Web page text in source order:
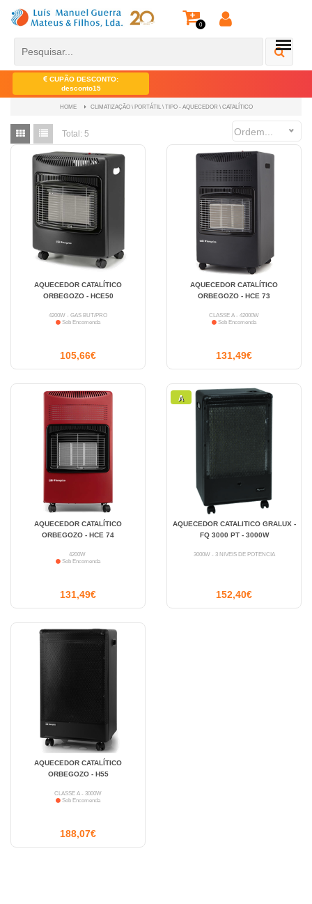
0
CUPÃO DESCONTO:
desconto15
HOME CLIMATIZAÇÃO \ PORTÁTIL \ TIPO - AQUECEDOR \ CATALÍTICO
Total: 5 Ordem...
AQUECEDOR CATALÍTICO
ORBEGOZO - HCE50
4200W - GÁS BUT/PRO
Sob Encomenda
105,66€
AQUECEDOR CATALÍTICO
ORBEGOZO - HCE 73
CLASSE A - 42000W
Sob Encomenda
131,49€
AQUECEDOR CATALÍTICO
ORBEGOZO - HCE 74
4200W
Sob Encomenda
131,49€
A
AQUECEDOR CATALITICO GRALUX -
FQ 3000 PT - 3000W
3000W - 3 NÍVEIS DE POTÊNCIA
152,40€
AQUECEDOR CATALÍTICO
ORBEGOZO - H55
CLASSE A - 3000W
Sob Encomenda
188,07€